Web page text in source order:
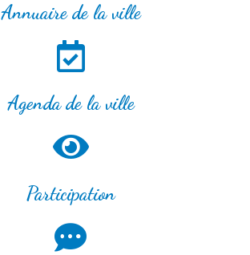
Annuaire de la ville
Agenda de la ville
Participation